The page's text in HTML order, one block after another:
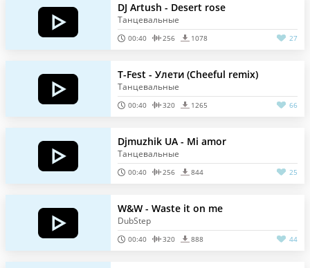
DJ Artush - Desert rose
Танцевальные
00:40 256 1078 27
T-Fest - Улети (Cheeful remix)
Танцевальные
00:40 320 1265 66
Djmuzhik UA - Mi amor
Танцевальные
00:40 256 844 25
W&W - Waste it on me
DubStep
00:40 320 888 44